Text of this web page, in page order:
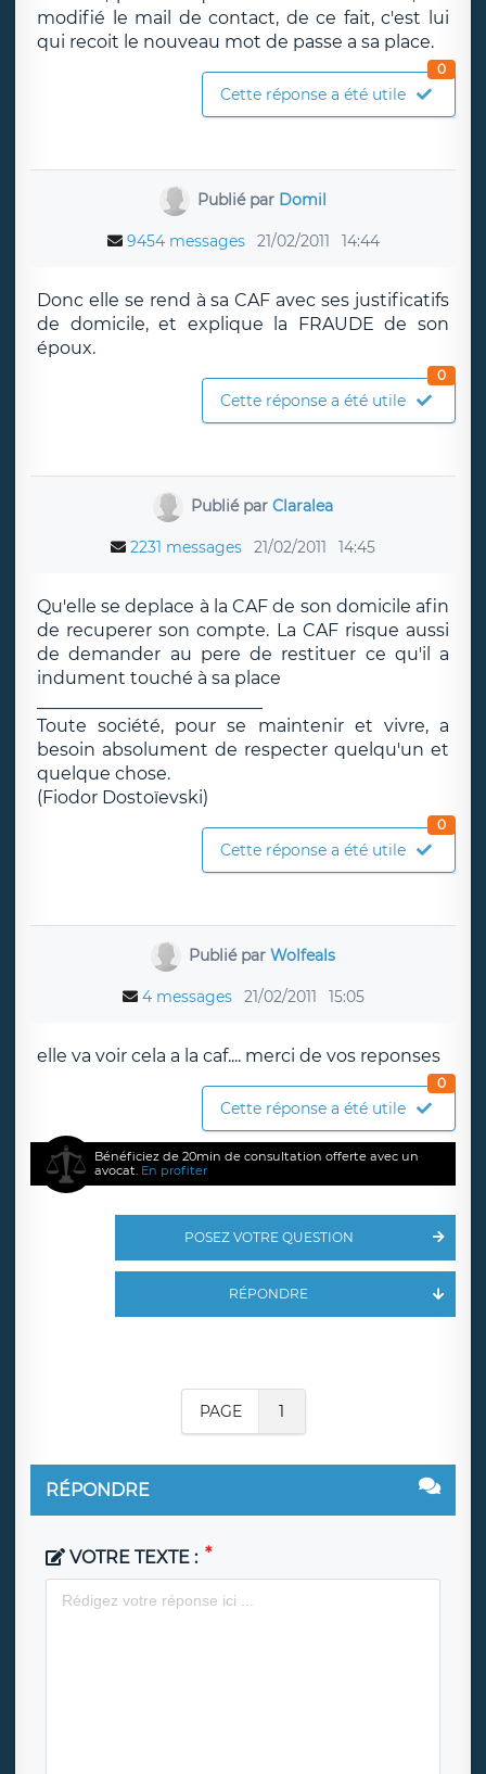
modifié le mail de contact, de ce fait, c'est lui
qui recoit le nouveau mot de passe a sa place.
Cette réponse a été utile
0
Publié par Domil
9454 messages 21/02/2011 14:44
Donc elle se rend à sa CAF avec ses justificatifs
de domicile, et explique la FRAUDE de son
époux.
Cette réponse a été utile
0
Publié parClaralea
2231 messages 21/02/2011 14:45
Qu'elle se deplace à la CAF de son domicile afin
de recuperer son compte. La CAF risque aussi
de demander au pere de restituer ce qu'il a
indument touché à sa place
Toute société, pour se maintenir et vivre, a
besoin absolument de respecter quelqu'un et
quelque chose.
(Fiodor Dostoïevski)
Cette réponse a été utile
0
Publié parWolfeals
4 messages 21/02/2011 15:05
elle va voir cela a la caf.... merci de vos reponses
Cette réponse a été utile
0
Bénéficiez de 20min de consultation offerte avec un
avocat. En profiter
POSEZ VOTRE QUESTION
RÉPONDRE
PAGE 1
RÉPONDRE
VOTRE TEXTE :